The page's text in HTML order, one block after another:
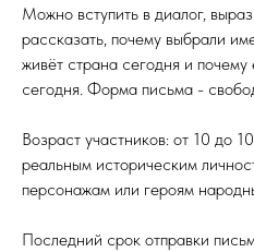
Можно вступить в диалог,
рассказать, почему выбрали
живёт страна сегодня и почему
сегодня. Форма письма -
Возраст участников: от 10 до
реальным историческим
персонажам или героям
Последний срок отправки